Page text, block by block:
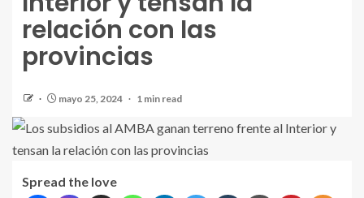
relación con las
provincias
mayo 25, 2024 1 min read
Spread the love